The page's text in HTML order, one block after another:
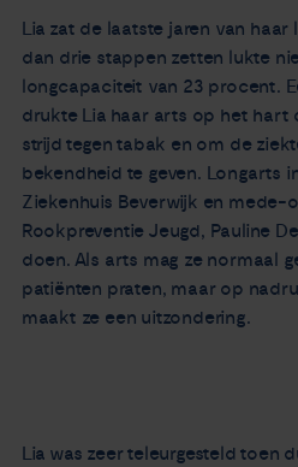
Contact
Lia zat de laatste jaren van
dan drie stappen zetten lukte
longcapaciteit van 23 procent.
drukte Lia haar arts op het hart
strijd tegen tabak en om de
bekendheid te geven. Longarts
Ziekenhuis Beverwijk en mede-
Rookpreventie Jeugd, Pauline
doen. Als arts mag ze normaal
patiënten praten, maar op
maakt ze een uitzondering.
Lia was zeer teleurgesteld toen